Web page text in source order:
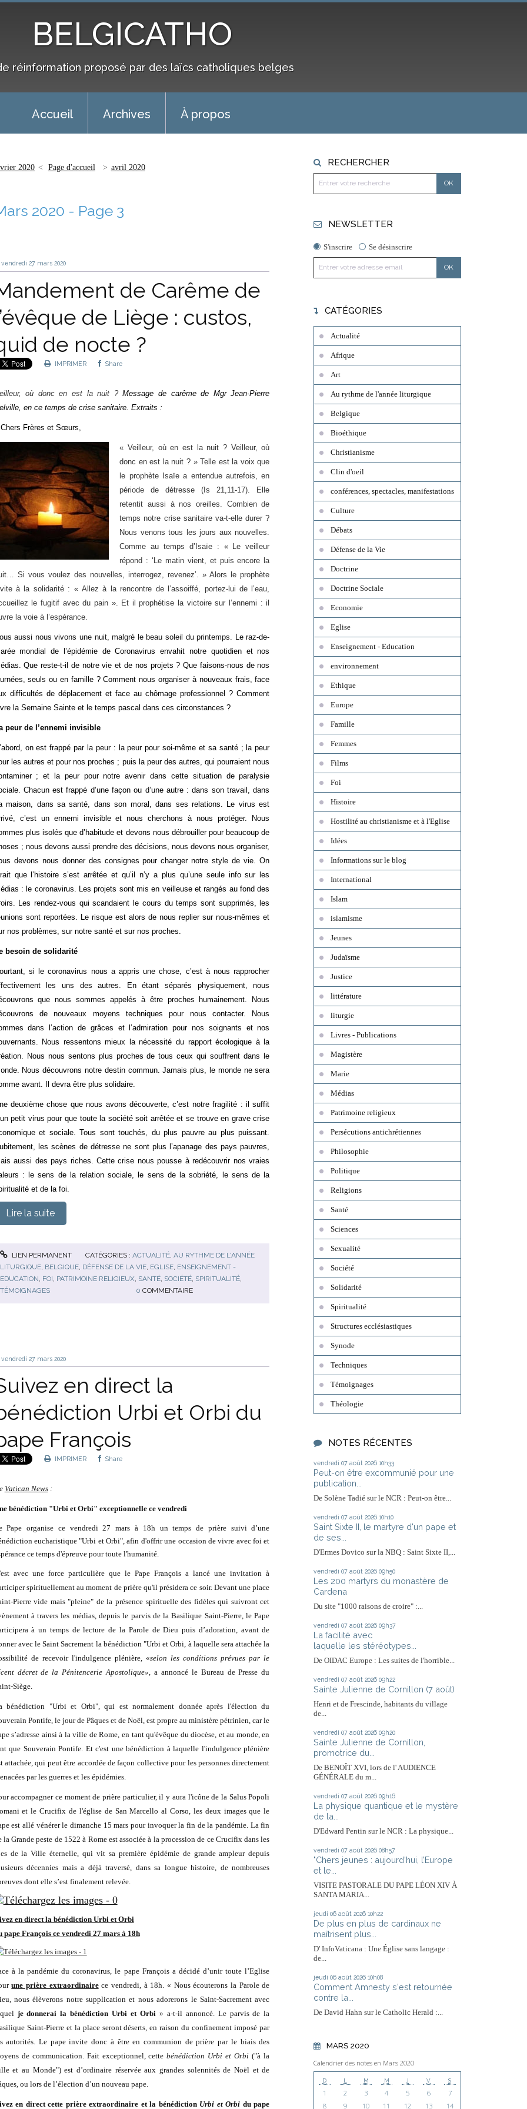
BELGICATHO
réinformation proposé par des laïcs catholiques belges
Accueil Archives À propos
2020 Page d'accueil avril 2020
2020 - Page 3
vendredi 27 mars 2020
de Carême de
de Liège : custos,
de nocte ?
IMPRIMER Share
où donc en est la nuit ? Message de carême de Mgr Jean-Pierre
en ce temps de crise sanitaire. Extraits :
Frères et Sœurs,
« Veilleur, où en est la nuit ? Veilleur, où
donc en est la nuit ? » Telle est la voix que
le prophète Isaïe a entendue autrefois, en
période de détresse (Is 21,11-17). Elle
retentit aussi à nos oreilles. Combien de
temps notre crise sanitaire va-t-elle durer ?
Nous venons tous les jours aux nouvelles.
Comme au temps d’Isaïe : « Le veilleur
répond : ‘Le matin vient, et puis encore la
Si vous voulez des nouvelles, interrogez, revenez’. » Alors le prophète
à la solidarité : « Allez à la rencontre de l’assoiffé, portez-lui de l’eau,
le fugitif avec du pain ». Et il prophétise la victoire sur l’ennemi : il
la voie à l’espérance.
aussi nous vivons une nuit, malgré le beau soleil du printemps.
Le raz-de-
mondial de l’épidémie de Coronavirus envahit notre quotidien et nos
Que reste-t-il de notre vie et de nos projets ? Que faisons-nous de nos
seuls ou en famille ? Comment nous organiser à nouveaux frais, face
difficultés de déplacement et face au chômage professionnel ? Comment
la Semaine Sainte et le temps pascal dans ces circonstances ?
peur de l’ennemi invisible
on est frappé par la peur : la peur pour soi-même et sa santé ; la peur
les autres et pour nos proches ; puis la peur des autres, qui pourraient nous
; et la peur pour notre avenir dans cette situation de paralysie
Chacun est frappé d’une façon ou d’une autre : dans son travail, dans
maison, dans sa santé, dans son moral, dans ses relations. Le virus est
c’est un ennemi invisible et nous cherchons à nous protéger. Nous
plus isolés que d’habitude et devons nous débrouiller pour beaucoup de
; nous devons aussi prendre des décisions, nous devons nous organiser,
devons nous donner des consignes pour changer notre style de vie. On
que l’histoire s’est arrêtée et qu’il n’y a plus qu’une seule info sur les
: le coronavirus. Les projets sont mis en veilleuse et rangés au fond des
Les rendez-vous qui scandaient le cours du temps sont supprimés, les
sont reportées. Le risque est alors de nous replier sur nous-mêmes et
nos problèmes, sur notre santé et sur nos proches.
besoin de solidarité
si le coronavirus nous a appris une chose, c’est à nous rapprocher
les uns des autres. En étant séparés physiquement, nous
que nous sommes appelés à être proches humainement. Nous
de nouveaux moyens techniques pour nous contacter. Nous
dans l’action de grâces et l’admiration pour nos soignants et nos
Nous ressentons mieux la nécessité du rapport écologique à la
Nous nous sentons plus proches de tous ceux qui souffrent dans le
Nous découvrons notre destin commun. Jamais plus, le monde ne sera
avant. Il devra être plus solidaire.
deuxième chose que nous avons découverte, c’est notre fragilité : il suffit
petit virus pour que toute la société soit arrêtée et se trouve en grave crise
et sociale. Tous sont touchés, du plus pauvre au plus puissant.
les scènes de détresse ne sont plus l’apanage des pays pauvres,
aussi des pays riches. Cette crise nous pousse à redécouvrir nos vraies
: le sens de la relation sociale, le sens de la sobriété, le sens de la
et de la foi.
Lire la suite
LIEN PERMANENT CATÉGORIES :ACTUALITÉ,AU RYTHME DE L'ANNÉE
LITURGIQUE, BELGIQUE, DÉFENSE DE LA VIE, EGLISE, ENSEIGNEMENT -
EDUCATION, FOI, PATRIMOINE RELIGIEUX, SANTÉ, SOCIÉTÉ, SPIRITUALITÉ,
TÉMOIGNAGES
0 COMMENTAIRE
vendredi 27 mars 2020
en direct la
Urbi et Orbi du
François
IMPRIMER Share
Vatican News:
bénédiction "Urbi et Orbi" exceptionnelle ce vendredi
Pape organise ce vendredi 27 mars à 18h un temps de prière suivi d’une
eucharistique "Urbi et Orbi", afin d'offrir une occasion de vivre avec foi et
ce temps d'épreuve pour toute l'humanité.
avec une force particulière que le Pape François a lancé une invitation à
spirituellement au moment de prière qu'il présidera ce soir. Devant une place
Pierre vide mais "pleine" de la présence spirituelle des fidèles qui suivront cet
à travers les médias, depuis le parvis de la Basilique Saint-Pierre, le Pape
à un temps de lecture de la Parole de Dieu puis d’adoration, avant de
avec le Saint Sacrement la bénédiction "Urbi et Orbi, à laquelle sera attachée la
de recevoir l'indulgence plénière, «selon les conditions prévues par le
décret de la Pénitencerie Apostolique», a annoncé le Bureau de Presse du
Siège.
bénédiction "Urbi et Orbi", qui est normalement donnée après l'élection du
Pontife, le jour de Pâques et de Noël, est propre au ministère pétrinien, car le
s’adresse ainsi à la ville de Rome, en tant qu'évêque du diocèse, et au monde, en
que Souverain Pontife. Et c'est une bénédiction à laquelle l'indulgence plénière
attachée, qui peut être accordée de façon collective pour les personnes directement
par les guerres et les épidémies.
accompagner ce moment de prière particulier, il y aura l'icône de la Salus Popoli
et le Crucifix de l'église de San Marcello al Corso, les deux images que le
est allé vénérer le dimanche 15 mars pour invoquer la fin de la pandémie. La fin
la Grande peste de 1522 à Rome est associée à la procession de ce Crucifix dans les
de la Ville éternelle, qui vit sa première épidémie de grande ampleur depuis
décennies mais a déjà traversé, dans sa longue histoire, de nombreuses
dont elle s’est finalement relevée.
en direct la bénédiction Urbi et Orbi
pape François ce vendredi 27 mars à 18h
à la pandémie du coronavirus, le pape François a décidé d’unir toute l’Eglise
une prière extraordinairece vendredi, à 18h. « Nous écouterons la Parole de
nous élèverons notre supplication et nous adorerons le Saint-Sacrement avec
je donnerai la bénédiction Urbi et Orbi» a-t-il annoncé. Le parvis de la
Saint-Pierre et la place seront déserts, en raison du confinement imposé par
autorités. Le pape invite donc à être en communion de prière par le biais des
de communication. Fait exceptionnel, cettebénédiction Urbi et Orbi ("à la
et au Monde") est d’ordinaire réservée aux grandes solennités de Noël et de
ou lors de l’élection d’un nouveau pape.
en direct cette prière extraordinaire et la bénédiction Urbi et Orbi du pape
RECHERCHER
NEWSLETTER
S'inscrire Se désinscrire
CATÉGORIES
Actualité
Afrique
Art
Au rythme de l'année liturgique
Belgique
Bioéthique
Christianisme
Clin d'oeil
conférences, spectacles, manifestations
Culture
Débats
Défense de la Vie
Doctrine
Doctrine Sociale
Economie
Eglise
Enseignement - Education
environnement
Ethique
Europe
Famille
Femmes
Films
Foi
Histoire
Hostilité au christianisme et à l'Eglise
Idées
Informations sur le blog
International
Islam
islamisme
Jeunes
Judaïsme
Justice
littérature
liturgie
Livres - Publications
Magistère
Marie
Médias
Patrimoine religieux
Persécutions antichrétiennes
Philosophie
Politique
Religions
Santé
Sciences
Sexualité
Société
Solidarité
Spiritualité
Structures ecclésiastiques
Synode
Techniques
Témoignages
Théologie
NOTES RÉCENTES
vendredi 07 août 2026 10h33
Peut-on être excommunié pour une
publication...
De Solène Tadié sur le NCR : Peut-on être...
vendredi 07 août 2026 10h10
Saint Sixte II, le martyre d'un pape et
de ses...
D'Ermes Dovico sur la NBQ : Saint Sixte II,...
vendredi 07 août 2026 09h50
Les 200 martyrs du monastère de
Cardena
Du site "1000 raisons de croire" :...
vendredi 07 août 2026 09h37
La facilité avec
laquelle les stéréotypes...
De OIDAC Europe : Les suites de l'horrible...
vendredi 07 août 2026 09h22
Sainte Julienne de Cornillon (7 août)
Henri et de Frescinde, habitants du village
de...
vendredi 07 août 2026 09h20
Sainte Julienne de Cornillon,
promotrice du...
De BENOÎT XVI, lors de l' AUDIENCE
GÉNÉRALE du m...
vendredi 07 août 2026 09h16
La physique quantique et le mystère
de la...
D'Edward Pentin sur le NCR : La physique...
vendredi 07 août 2026 08h57
"Chers jeunes : aujourd’hui, l’Europe
et le...
VISITE PASTORALE DU PAPE LÉON XIV À
SANTA MARIA...
jeudi 06 août 2026 10h22
De plus en plus de cardinaux ne
maîtrisent plus...
D' InfoVaticana : Une Église sans langage :
de...
jeudi 06 août 2026 10h08
Comment Amnesty s'est retournée
contre la...
De David Hahn sur le Catholic Herald :...
MARS 2020
Calendrier des notes en Mars 2020
D L M M J V S
1 2 3 4 5 6
7
8
9 10 11 12 13 14